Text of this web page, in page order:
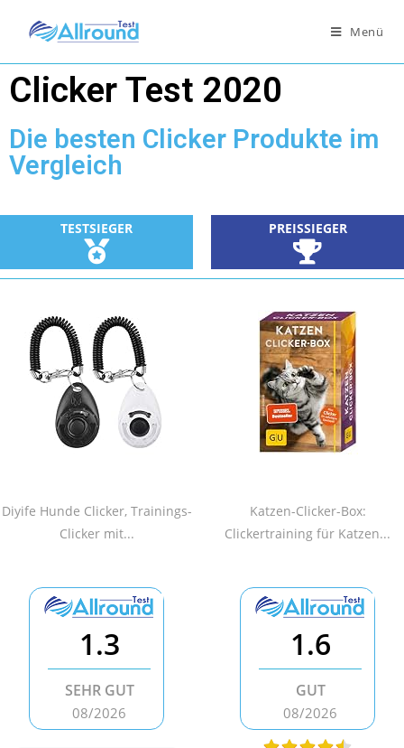
Menü
Clicker Test 2020
Die besten Clicker Produkte im
Vergleich
TESTSIEGER PREISSIEGER
Diyife Hunde Clicker, Trainings-
Clicker mit...
Katzen-Clicker-Box:
Clickertraining für Katzen...
1.3
SEHR GUT
08/2026
1.6
GUT
08/2026